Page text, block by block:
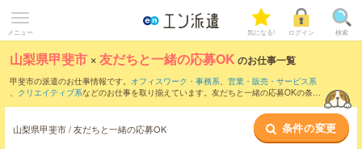
メニュー 気になる! ログイン 検索
山梨県甲斐市 ×友だちと一緒の応募OK のお仕事一覧
甲斐市の派遣のお仕事情報です。 オフィスワーク・事務系、 営業・販売・サービス系
、 クリエイティブ系などのお仕事を取り揃えています。友だちと一緒の応募OKの条件
山梨県甲斐市 / 友だちと一緒の応募OK 条件の変更